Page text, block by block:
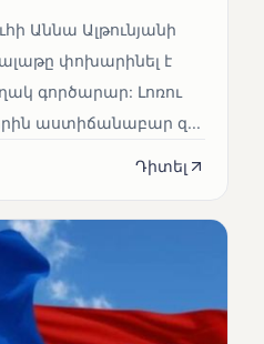
Աննա Ալթունյանի
փոխարինել է
գործարար: Լոռու
աստիճանաբար զ...
Դիտել